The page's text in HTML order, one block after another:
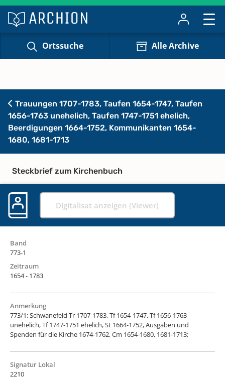
Ortssuche Alle Archive
Trauungen 1707-1783, Taufen 1654-1747, Taufen
1656-1763 unehelich, Taufen 1747-1751 ehelich,
Beerdigungen 1664-1752, Kommunikanten 1654-
1680, 1681-1713
Steckbrief zum Kirchenbuch
Digitalisat anzeigen (Viewer)
Band
773-1
Zeitraum
1654 - 1783
Anmerkung
773/1: Schwanefeld Tr 1707-1783, Tf 1654-1747, Tf 1656-1763
unehelich, Tf 1747-1751 ehelich, St 1664-1752, Ausgaben und
Spenden für die Kirche 1674-1762, Cm 1654-1680, 1681-1713;
Signatur Lokal
2210